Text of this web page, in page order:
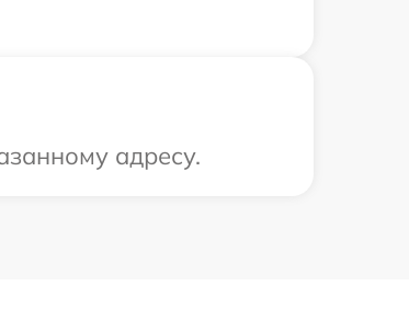
адресу.